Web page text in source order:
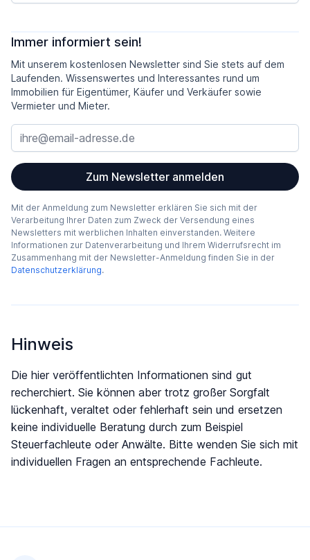
Immer informiert sein!
Mit unserem kostenlosen Newsletter sind Sie stets auf dem
Laufenden. Wissenswertes und Interessantes rund um
Immobilien für Eigentümer, Käufer und Verkäufer sowie
Vermieter und Mieter.
Zum Newsletter anmelden
Mit der Anmeldung zum Newsletter erklären Sie sich mit der
Verarbeitung Ihrer Daten zum Zweck der Versendung eines
Newsletters mit werblichen Inhalten einverstanden. Weitere
Informationen zur Datenverarbeitung und Ihrem Widerrufsrecht im
Zusammenhang mit der Newsletter-Anmeldung finden Sie in der
Datenschutzerklärung.
Hinweis
Die hier veröffentlichten Informationen sind gut
recherchiert. Sie können aber trotz großer Sorgfalt
lückenhaft, veraltet oder fehlerhaft sein und ersetzen
keine individuelle Beratung durch zum Beispiel
Steuerfachleute oder Anwälte. Bitte wenden Sie sich mit
individuellen Fragen an entsprechende Fachleute.